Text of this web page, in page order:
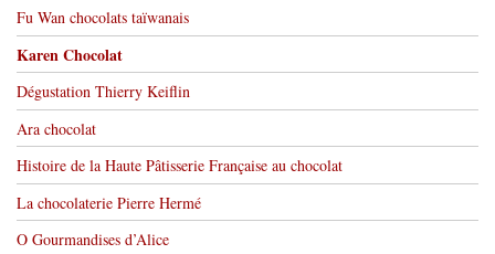
Fu Wan chocolats taïwanais
Karen Chocolat
Dégustation Thierry Keiflin
Ara chocolat
Histoire de la Haute Pâtisserie Française au chocolat
La chocolaterie Pierre Hermé
O Gourmandises d’Alice